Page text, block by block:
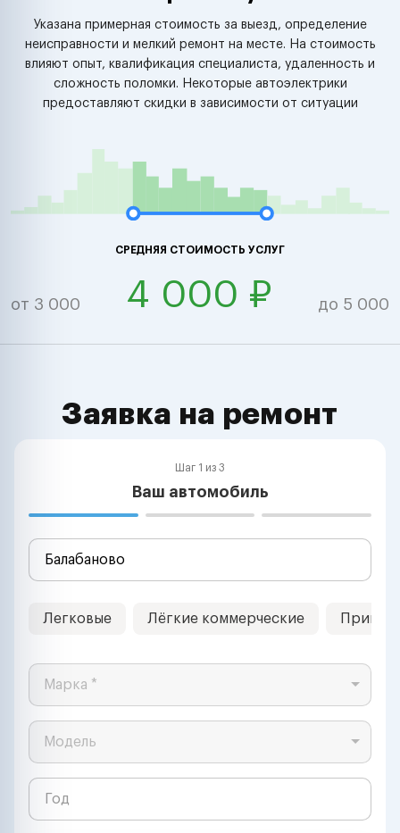
Указана примерная стоимость за выезд, определение
неисправности и мелкий ремонт на месте. На стоимость
влияют опыт, квалификация специалиста, удаленность и
сложность поломки. Некоторые автоэлектрики
предоставляют скидки в зависимости от ситуации
СРЕДНЯЯ СТОИМОСТЬ УСЛУГ
от 3 000 4 000 ₽ до 5 000
Заявка на ремонт
Шаг 1 из 3
Ваш автомобиль
Легковые Лёгкие коммерческие
Марка *
Модель